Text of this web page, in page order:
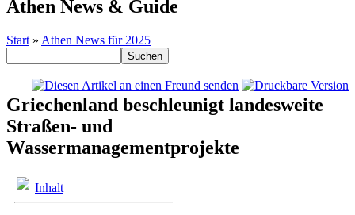
Athen News & Guide
Start » Athen News für 2025
Griechenland beschleunigt landesweite
Straßen- und
Wassermanagementprojekte
Inhalt